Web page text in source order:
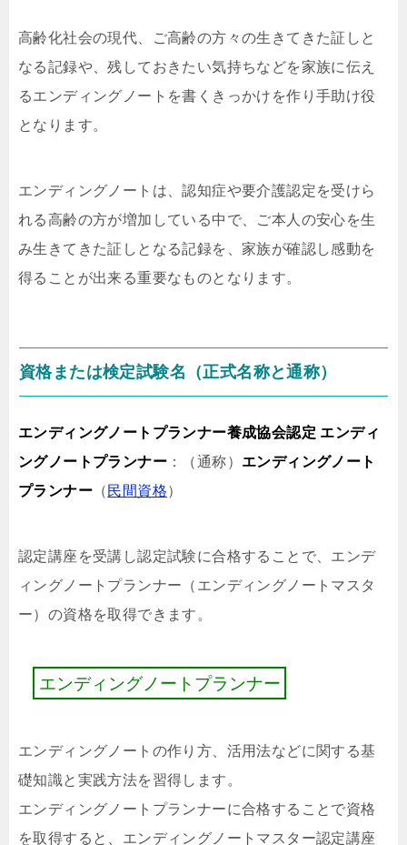
高齢化社会の現代、ご高齢の方々の生きてきた証しと
なる記録や、残しておきたい気持ちなどを家族に伝え
るエンディングノートを書くきっかけを作り手助け役
となります。
エンディングノートは、認知症や要介護認定を受けら
れる高齢の方が増加している中で、ご本人の安心を生
み生きてきた証しとなる記録を、家族が確認し感動を
得ることが出来る重要なものとなります。
資格または検定試験名（正式名称と通称）
エンディングノートプランナー養成協会認定 エンディ
ングノートプランナー ：（通称） エンディングノート
プランナー （ 民間資格）
認定講座を受講し認定試験に合格することで、エンデ
ィングノートプランナー（エンディングノートマスタ
ー）の資格を取得できます。
エンディ ングノー ト プラ ンナー
エンディングノートの作り方、活用法などに関する基
礎知識と実践方法を習得します。
エンディングノートプランナーに合格することで資格
を取得すると、エンディングノートマスター認定講座